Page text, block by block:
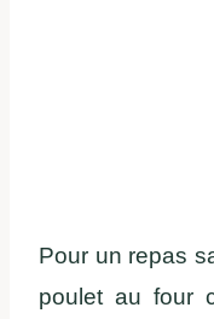
Pour un repas
poulet au four